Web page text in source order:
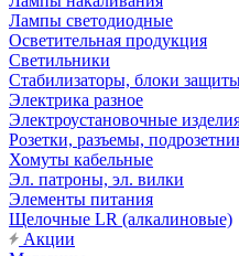
Лампы светодиодные
Осветительная продукция
Светильники
Стабилизаторы, блоки
Электрика разное
Электроустановочные
Розетки, разъемы,
Хомуты кабельные
Эл. патроны, эл. вилки
Элементы питания
Щелочные LR (алкалиновые)
Акции